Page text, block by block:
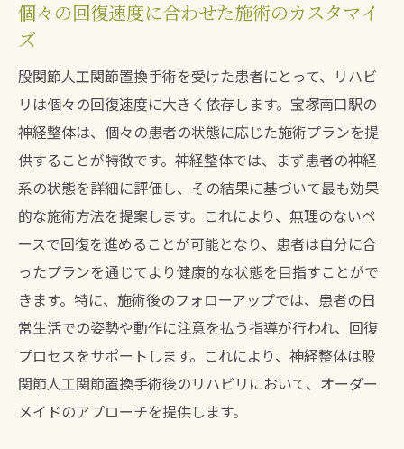
個々の回復速度に合わせた施術のカスタマイ
ズ
股関節人工関節置換手術を受けた患者にとって、リハビ
リは個々の回復速度に大きく依存します。宝塚南口駅の
神経整体は、個々の患者の状態に応じた施術プランを提
供することが特徴です。神経整体では、まず患者の神経
系の状態を詳細に評価し、その結果に基づいて最も効果
的な施術方法を提案します。これにより、無理のないペ
ースで回復を進めることが可能となり、患者は自分に合
ったプランを通じてより健康的な状態を目指すことがで
きます。特に、施術後のフォローアップでは、患者の日
常生活での姿勢や動作に注意を払う指導が行われ、回復
プロセスをサポートします。これにより、神経整体は股
関節人工関節置換手術後のリハビリにおいて、オーダー
メイドのアプローチを提供します。